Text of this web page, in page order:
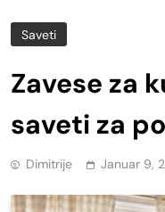
Saveti
Zavese za
saveti za
Dimitrije Januar 9,